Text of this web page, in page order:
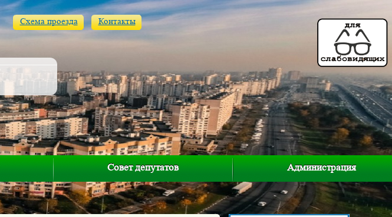
Схема проезда Контакты
Совет депутатов Администрация